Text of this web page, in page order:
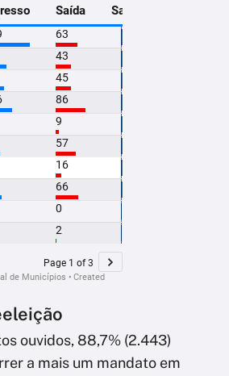
ouvidos, 88,7% (2.443)
a mais um mandato em